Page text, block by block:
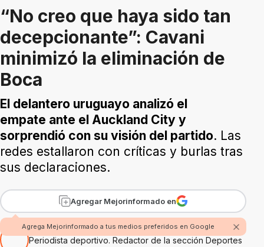
“No creo que haya sido tan
decepcionante”: Cavani
minimizó la eliminación de
Boca
El delantero uruguayo analizó el
empate ante el Auckland City y
sorprendió con su visión del partido. Las
redes estallaron con críticas y burlas tras
sus declaraciones.
Agregar Mejorinformado en
Agrega Mejorinformado a tus medios preferidos en Google
Por Marcelo Figueroa
Periodista deportivo. Redactor de la sección Deportes